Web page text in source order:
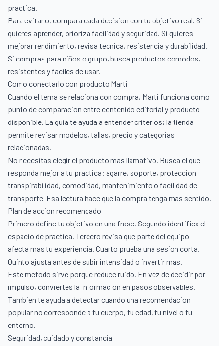
practica.
Para evitarlo, compara cada decision con tu objetivo real. Si
quieres aprender, prioriza facilidad y seguridad. Si quieres
mejorar rendimiento, revisa tecnica, resistencia y durabilidad.
Si compras para niños o grupo, busca productos comodos,
resistentes y faciles de usar.
Como conectarlo con producto Marti
Cuando el tema se relaciona con compra, Marti funciona como
punto de comparacion entre contenido editorial y producto
disponible. La guia te ayuda a entender criterios; la tienda
permite revisar modelos, tallas, precio y categorias
relacionadas.
No necesitas elegir el producto mas llamativo. Busca el que
responda mejor a tu practica: agarre, soporte, proteccion,
transpirabilidad, comodidad, mantenimiento o facilidad de
transporte. Esa lectura hace que la compra tenga mas sentido.
Plan de accion recomendado
Primero define tu objetivo en una frase. Segundo identifica el
espacio de practica. Tercero revisa que parte del equipo
afecta mas tu experiencia. Cuarto prueba una sesion corta.
Quinto ajusta antes de subir intensidad o invertir mas.
Este metodo sirve porque reduce ruido. En vez de decidir por
impulso, conviertes la informacion en pasos observables.
Tambien te ayuda a detectar cuando una recomendacion
popular no corresponde a tu cuerpo, tu edad, tu nivel o tu
entorno.
Seguridad, cuidado y constancia